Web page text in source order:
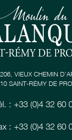
VIEUX CHEMIN
SAINT-RÉMY DE
: +33 (0)4 32 60
: +33 (0)4 32 60